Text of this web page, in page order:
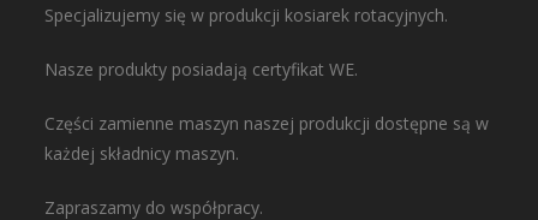
Specjalizujemy się w produkcji kosiarek rotacyjnych.
Nasze produkty posiadają certyfikat WE.
Części zamienne maszyn naszej produkcji dostępne są w
każdej składnicy maszyn.
Zapraszamy do współpracy.